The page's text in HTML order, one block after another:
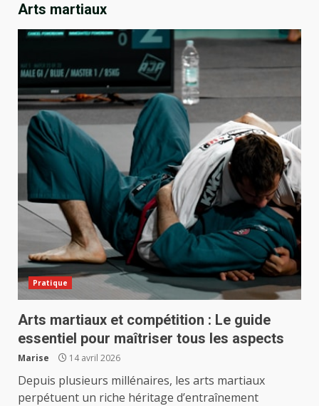
Arts martiaux
Pratique
Arts martiaux et compétition : Le guide
essentiel pour maîtriser tous les aspects
Marise 14 avril 2026
Depuis plusieurs millénaires, les arts martiaux
perpétuent un riche héritage d’entraînement